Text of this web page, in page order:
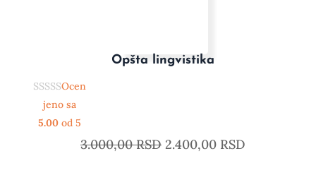
Opšta lingvistika
Ocen
jeno sa
5.00od 5
3.000,00RSD 2.400,00 RSD